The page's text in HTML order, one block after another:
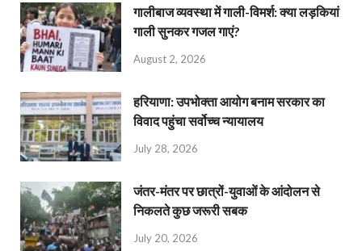
गालीबाज व्‍यवस्‍था में गाली-विमर्श: क्या लड़कियां
गाली सुनकर गजल गाएं?
August 2, 2026
हरियाणा: उपभोक्ता आयोग बनाम सरकार का
विवाद पहुंचा सर्वोच्च न्यायालय
July 28, 2026
जंतर-मंतर पर छात्रों-युवाओं के आंदोलन से
निकलते कुछ जरूरी सबक
July 20, 2026